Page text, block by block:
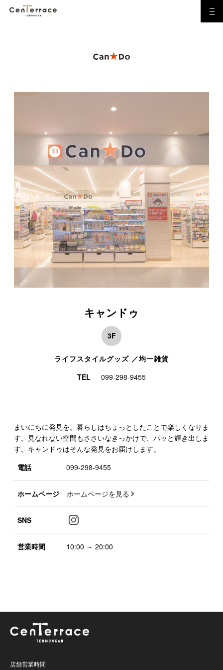
キャンドゥ
3F
ライフスタイルグッズ ／均一雑貨
TEL
099-298-9455
まいにちに発見を。暮らしはちょっとしたことで楽しくなりま
す。見なれない空間もささいなきっかけで、パッと輝き出しま
す。キャンドゥはそんな発見をお届けします。
電話
099-298-9455
ホームページ ホームページを見る
SNS
営業時間 10:00 ～ 20:00
店舗営業時間